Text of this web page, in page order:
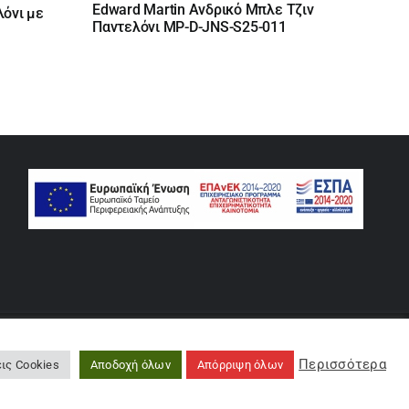
με
was:
τιμή
Edward Martin Ανδρικό Μπλε Τζιν
Παντελόνι MP-D-JNS-S25-011
Cookies Αποδοχή όλων Απόρριψη όλων Περισσότερα